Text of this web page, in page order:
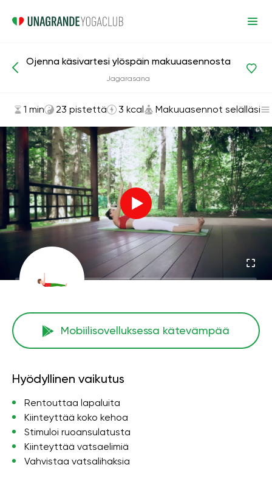
Asanat ja harjoitukset
Ojenna käsivartesi ylöspäin makuuasennosta
Jagarasana
1 min 23 pistettä 3 kcal Makuuasennot selälläsi
Mobiilisovelluksessa kätevämpää
Hyödyllinen vaikutus
Rentouttaa lapaluita
Kiinteyttää koko kehoa
Stimuloi ruoansulatusta
Kiinteyttää vatsaelimiä
Vahvistaa vatsalihaksia